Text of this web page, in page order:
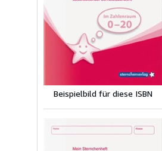
Beispielbild für diese ISBN